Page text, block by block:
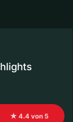
★ 4.4 von 5